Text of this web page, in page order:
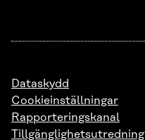
Dataskydd
Cookieinställningar
Rapporteringskanal
Tillgänglighetsutredning